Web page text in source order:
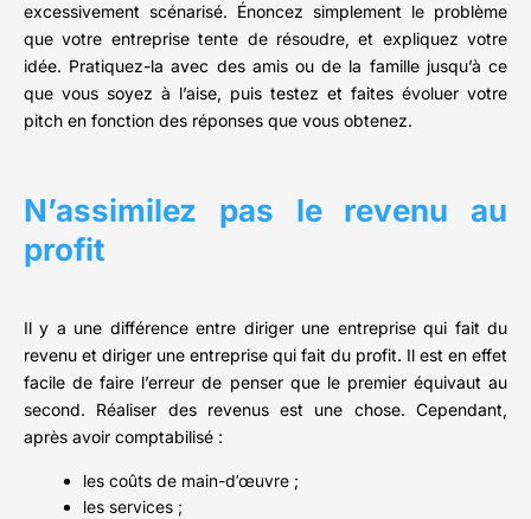
excessivement scénarisé. Énoncez simplement le problème
que votre entreprise tente de résoudre, et expliquez votre
idée. Pratiquez-la avec des amis ou de la famille jusqu’à ce
que vous soyez à l’aise, puis testez et faites évoluer votre
pitch en fonction des réponses que vous obtenez.
N’assimilez pas le revenu au
profit
Il y a une différence entre diriger une entreprise qui fait du
revenu et diriger une entreprise qui fait du profit. Il est en effet
facile de faire l’erreur de penser que le premier équivaut au
second. Réaliser des revenus est une chose. Cependant,
après avoir comptabilisé :
les coûts de main-d’œuvre ;
les services ;